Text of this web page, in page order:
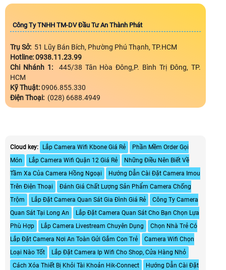
Công Ty TNHH TM-DV Đầu Tư An Thành Phát
Trụ Sở: 51 Lũy Bán Bích, Phường Phú Thạnh, TP.HCM
Hotline: 0938.11.23.99
Chi Nhánh 1:
445/38 Tân Hòa Đông,P. Bình Trị Đông, TP.
HCM
Kỹ Thuật:0906.855.330
Điện Thoại: (028) 6688.4949
Cloud key: Lắp Camera Wifi Kbone Giá Rẻ
Phần Mềm Order Gọi
Món
Lắp Camera Wifi Quận 12 Giá Rẻ
Những Điều Nên Biết Về
Tầm Xa Của Camera Hồng Ngoại
Hướng Dẫn Cài Đặt Camera Imou
Trên Điện Thoại
Đánh Giá Chất Lượng Sản Phẩm Camera Chống
Trộm
Lắp Đặt Camera Quan Sát Gia Đình Giá Rẻ
Công Ty Camera
Quan Sát Tại Long An
Lắp Đặt Camera Quan Sát Cho Bạn Chọn Lựa
Phù Hợp
Lắp Camera Livestream Chuyên Dụng
Chọn Nhà Trẻ Có
Lắp Đặt Camera Nơi An Toàn Gửi Gắm Con Trẻ
Camera Wifi Chọn
Loại Nào Tốt
Lắp Đặt Camera Ip Wifi Cho Shop, Cửa Hàng Nhỏ
Cách Xóa Thiết Bị Khỏi Tài Khoản Hik-Connect
Hướng Dẫn Cài Đặt